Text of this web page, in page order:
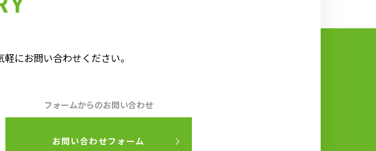
にお問い合わせください。
フォームからのお問い合わせ
お問い合わせフォーム